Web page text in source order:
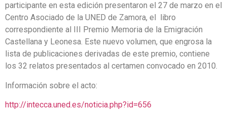
participante en esta edición presentaron el 27 de marzo en el
Centro Asociado de la UNED de Zamora, el libro
correspondiente al III Premio Memoria de la Emigración
Castellana y Leonesa. Este nuevo volumen, que engrosa la
lista de publicaciones derivadas de este premio, contiene
los 32 relatos presentados al certamen convocado en 2010.
Información sobre el acto:
http://intecca.uned.es/noticia.php?id=656